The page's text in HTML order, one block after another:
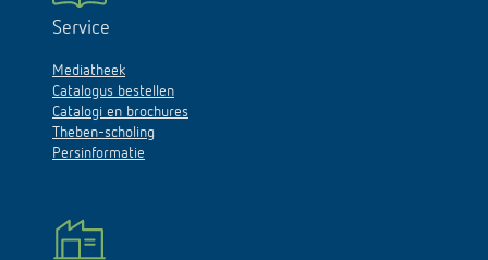
Service
Mediatheek
Catalogus bestellen
Catalogi en brochures
Theben-scholing
Persinformatie